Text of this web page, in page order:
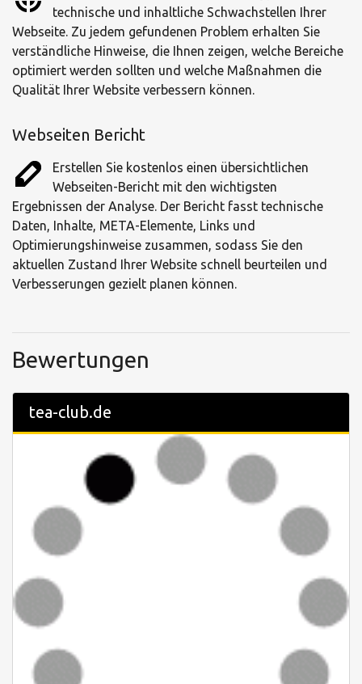
technische und inhaltliche Schwachstellen Ihrer
Webseite. Zu jedem gefundenen Problem erhalten Sie
verständliche Hinweise, die Ihnen zeigen, welche Bereiche
optimiert werden sollten und welche Maßnahmen die
Qualität Ihrer Website verbessern können.
Webseiten Bericht
Erstellen Sie kostenlos einen übersichtlichen
Webseiten-Bericht mit den wichtigsten
Ergebnissen der Analyse. Der Bericht fasst technische
Daten, Inhalte, META-Elemente, Links und
Optimierungshinweise zusammen, sodass Sie den
aktuellen Zustand Ihrer Website schnell beurteilen und
Verbesserungen gezielt planen können.
Bewertungen
tea-club.de